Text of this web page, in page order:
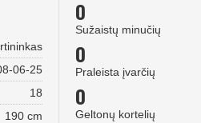
06-25
18
190 cm
0
Sužaistų minučių
0
Praleista įvarčių
0
Geltonų kortelių